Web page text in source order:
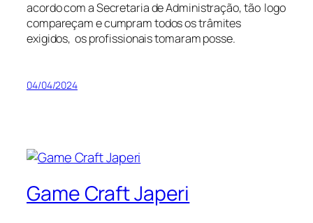
acordo com a Secretaria de Administração, tão logo
compareçam e cumpram todos os trâmites
exigidos, os profissionais tomaram posse.
04/04/2024
Game Craft Japeri